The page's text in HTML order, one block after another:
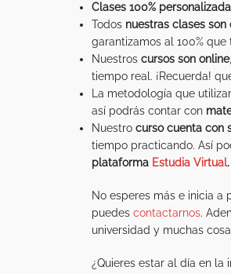
Clases 100%
Todos nuestras clases son
garantizamos al 100%
Nuestros cursos son online
tiempo real. ¡Recuerda!
La metodología que
así podrás contar con
Nuestro curso cuenta con
tiempo practicando. Así
plataforma Estudia Virtual.
No esperes más e inicia a
puedes contactarnos.
universidad y muchas
¿Quieres estar al día en la